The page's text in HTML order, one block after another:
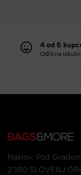
4 od 5
Odlična
Naslov: Pod
2380 SLOVENJ